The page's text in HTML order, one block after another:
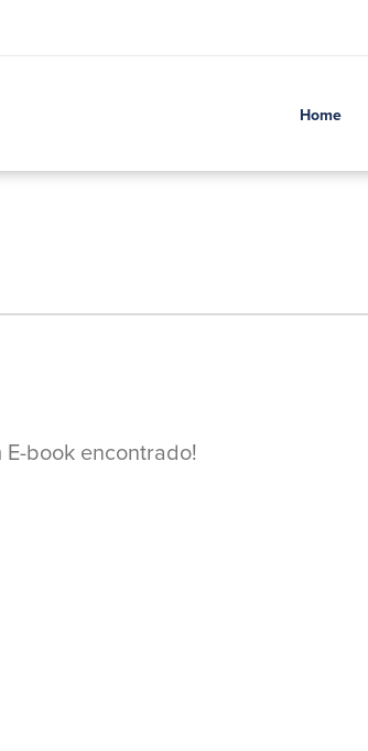
Home
E-book encontrado!